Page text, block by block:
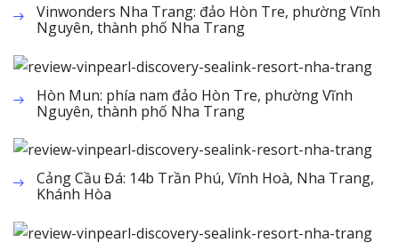
Vinwonders Nha Trang: đảo Hòn Tre, phường Vĩnh
Nguyên, thành phố Nha Trang
Hòn Mun: phía nam đảo Hòn Tre, phường Vĩnh
Nguyên, thành phố Nha Trang
Cảng Cầu Đá: 14b Trần Phú, Vĩnh Hoà, Nha Trang,
Khánh Hòa